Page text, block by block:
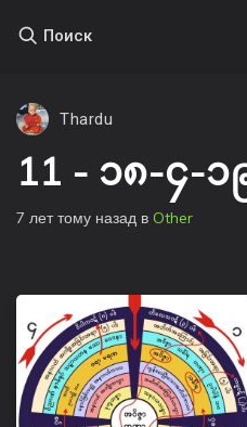
Поиск
Thardu
11 - ၁၈-၄-၁
7 лет тому назад в Other